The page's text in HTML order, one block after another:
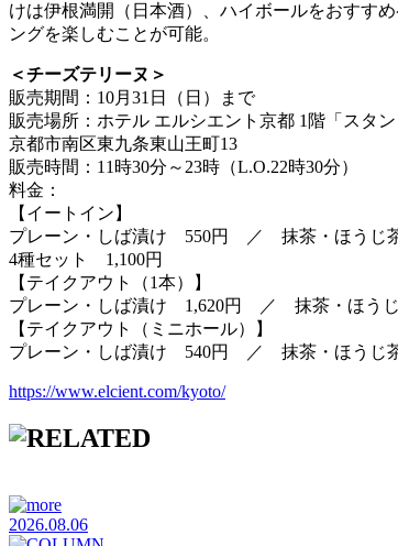
けは伊根満開（日本酒）、ハイボールをおすす
ングを楽しむことが可能。
＜チーズテリーヌ＞
販売期間：10月31日（日）まで
販売場所：ホテル エルシエント京都 1階「スタン
京都市南区東九条東山王町13
販売時間：11時30分～23時（L.O.22時30分）
料金：
【イートイン】
プレーン・しば漬け 550円 ／ 抹茶・ほうじ
4種セット 1,100円
【テイクアウト（1本）】
プレーン・しば漬け 1,620円 ／ 抹茶・ほ
【テイクアウト（ミニホール）】
プレーン・しば漬け 540円 ／ 抹茶・ほう
https://www.elcient.com/kyoto/
2026.08.06